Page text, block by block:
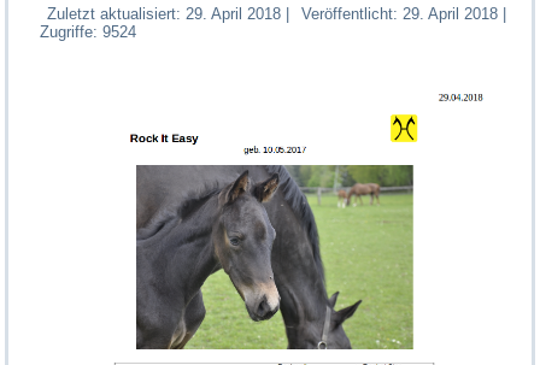
Zuletzt aktualisiert: 29. April 2018 Veröffentlicht: 29. April 2018
Zugriffe: 9524